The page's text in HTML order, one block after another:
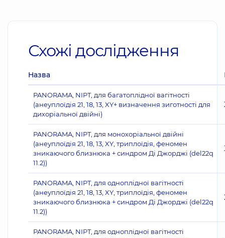
Схожі дослідження
Назва
PANORAMA, NIPT, для багатоплідної вагітності
(анеуплоїдія 21, 18, 13, XY+ визначення зиготності для
дихоріальної двійні)
PANORAMA, NIPT, для монохоріальної двійні
(анеуплоїдія 21, 18, 13, XY, триплоїдія, феномен
зникаючого близнюка + синдром Ді Джорджі (del22q
11.2))
PANORAMA, NIPT, для одноплідної вагітності
(анеуплоїдія 21, 18, 13, XY, триплоїдія, феномен
зникаючого близнюка + синдром Ді Джорджі (del22q
11.2))
PANORAMA, NIPT, для одноплідної вагітності